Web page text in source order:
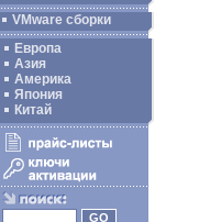
VMware сборки
Европа
Азия
Америка
Япония
Китай